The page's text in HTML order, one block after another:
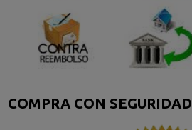
COMPRA CON SEGURIDAD